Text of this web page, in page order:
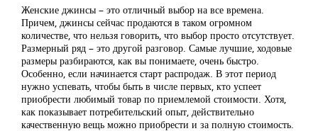
Женские джинсы – это отличный выбор на все времена.
Причем, джинсы сейчас продаются в таком огромном
количестве, что нельзя говорить, что выбор просто отсутствует.
Размерный ряд – это другой разговор. Самые лучшие, ходовые
размеры разбираются, как вы понимаете, очень быстро.
Особенно, если начинается старт распродаж. В этот период
нужно успевать, чтобы быть в числе первых, кто успеет
приобрести любимый товар по приемлемой стоимости. Хотя,
как показывает потребительский опыт, действительно
качественную вещь можно приобрести и за полную стоимость.